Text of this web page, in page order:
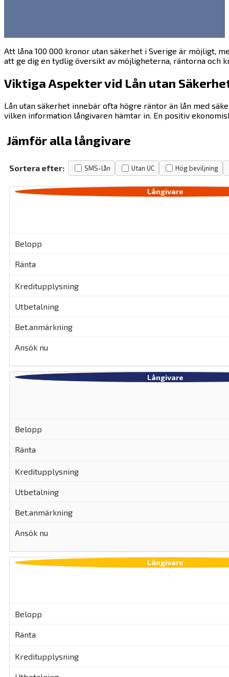
Att låna 100 000 kronor utan säkerhet i Sverige är möjligt,
att ge dig en tydlig översikt av möjligheterna, räntorna och
Viktiga Aspekter vid Lån utan
Lån utan säkerhet innebär ofta högre räntor än lån med
vilken information långivaren hämtar in. En positiv
Jämför alla långivare
Sortera efter: SMS-lån Utan UC Hög beviljning